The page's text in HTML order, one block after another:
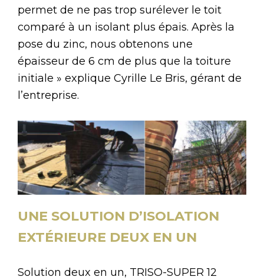
permet de ne pas trop surélever le toit
comparé à un isolant plus épais. Après la
pose du zinc, nous obtenons une
épaisseur de 6 cm de plus que la toiture
initiale » explique Cyrille Le Bris, gérant de
l’entreprise.
UNE SOLUTION D’ISOLATION
EXTÉRIEURE DEUX EN UN
Solution deux en un, TRISO-SUPER 12